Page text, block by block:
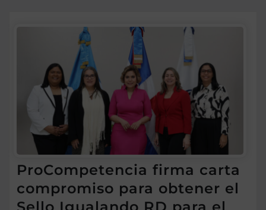
ProCompetencia firma carta
compromiso para obtener el
Sello Igualando RD para el